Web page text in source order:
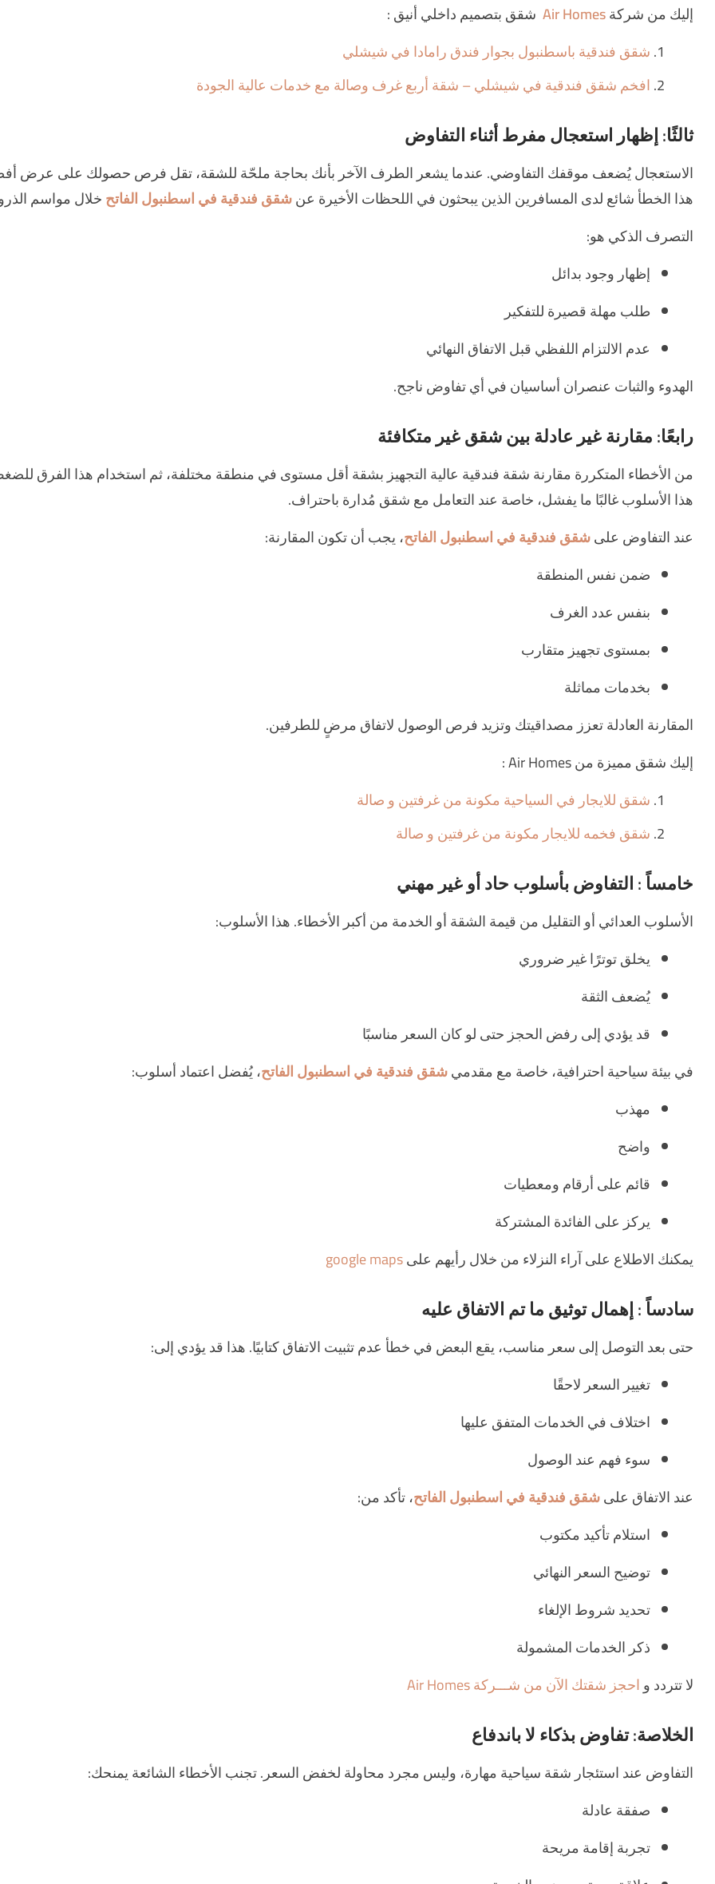
إليك من شركةAir Homes شقق بتصميم داخلي أنيق :
شقق فندقية باسطنبول بجوار فندق رامادا في شيشلي
افخم شقق فندقية في شيشلي – شقة أربع غرف وصالة مع خدمات عالية الجودة
ثالثًا: إظهار استعجال مفرط أثناء التفاوض
الاستعجال يُضعف موقفك التفاوضي. عندما يشعر الطرف الآخر بأنك بحاجة ملحّة للشقة، تقل فرص حصولك على عرض
هذا الخطأ شائع لدى المسافرين الذين يبحثون في اللحظات الأخيرة عنشقق فندقية في اسطنبول الفاتحخلال مواسم
التصرف الذكي هو:
إظهار وجود بدائل
طلب مهلة قصيرة للتفكير
عدم الالتزام اللفظي قبل الاتفاق النهائي
الهدوء والثبات عنصران أساسيان في أي تفاوض ناجح.
رابعًا: مقارنة غير عادلة بين شقق غير متكافئة
من الأخطاء المتكررة مقارنة شقة فندقية عالية التجهيز بشقة أقل مستوى في منطقة مختلفة، ثم استخدام هذا الفرق
هذا الأسلوب غالبًا ما يفشل، خاصة عند التعامل مع شقق مُدارة باحتراف.
عند التفاوض علىشقق فندقية في اسطنبول الفاتح، يجب أن تكون المقارنة:
ضمن نفس المنطقة
بنفس عدد الغرف
بمستوى تجهيز متقارب
بخدمات مماثلة
المقارنة العادلة تعزز مصداقيتك وتزيد فرص الوصول لاتفاق مرضٍ للطرفين.
إليك شقق مميزة من Air Homes :
شقق للايجار في السياحية مكونة من غرفتين و صالة
شقق فخمه للايجار مكونة من غرفتين و صالة
خامساً : التفاوض بأسلوب حاد أو غير مهني
الأسلوب العدائي أو التقليل من قيمة الشقة أو الخدمة من أكبر الأخطاء. هذا الأسلوب:
يخلق توترًا غير ضروري
يُضعف الثقة
قد يؤدي إلى رفض الحجز حتى لو كان السعر مناسبًا
في بيئة سياحية احترافية، خاصة مع مقدميشقق فندقية في اسطنبول الفاتح، يُفضل اعتماد أسلوب:
مهذب
واضح
قائم على أرقام ومعطيات
يركز على الفائدة المشتركة
يمكنك الاطلاع على آراء النزلاء من خلال رأيهم علىgoogle maps
سادساً : إهمال توثيق ما تم الاتفاق عليه
حتى بعد التوصل إلى سعر مناسب، يقع البعض في خطأ عدم تثبيت الاتفاق كتابيًا. هذا قد يؤدي إلى:
تغيير السعر لاحقًا
اختلاف في الخدمات المتفق عليها
سوء فهم عند الوصول
عند الاتفاق علىشقق فندقية في اسطنبول الفاتح، تأكد من:
استلام تأكيد مكتوب
توضيح السعر النهائي
تحديد شروط الإلغاء
ذكر الخدمات المشمولة
لا تتردد واحجز شقتك الآن من شـــركة Air Homes
الخلاصة: تفاوض بذكاء لا باندفاع
التفاوض عند استئجار شقة سياحية مهارة، وليس مجرد محاولة لخفض السعر. تجنب الأخطاء الشائعة يمنحك:
صفقة عادلة
تجربة إقامة مريحة